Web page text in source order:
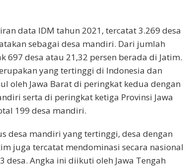
data IDM tahun 2021, tercatat 3.269 desa
sebagai desa mandiri. Dari jumlah
697 desa atau 21,32 persen berada di Jatim.
yang tertinggi di Indonesia dan
oleh Jawa Barat di peringkat kedua dengan
serta di peringkat ketiga Provinsi Jawa
199 desa mandiri.
desa mandiri yang tertinggi, desa dengan
juga tercatat mendominasi secara nasional
desa. Angka ini diikuti oleh Jawa Tengah